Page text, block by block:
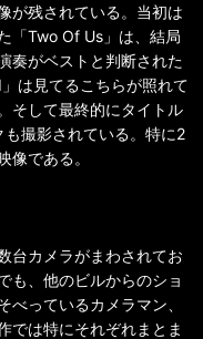
が残されている。当初は
「Two Of Us」は、結局
奏がベストと判断された
は見てるこちらが照れて
そして最終的にタイトル
撮影されている。特に2
像である。
台カメラがまわされてお
も、他のビルからのショ
べっているカメラマン、
では特にそれぞれまとま